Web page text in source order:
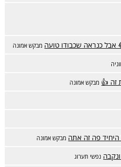
כנראה שכבודו טועה מבקש אמונה
זה 👍 מבקש אמונה
פה זה אתה מבקש אמונה
נפשי תערוג